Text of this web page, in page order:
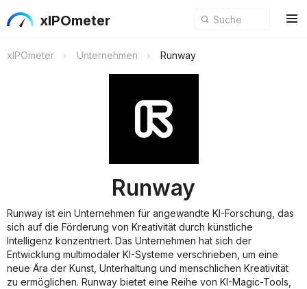
xIPOmeter
xIPOmeter Unternehmen Runway
Runway
Runway ist ein Unternehmen für angewandte KI-Forschung, das
sich auf die Förderung von Kreativität durch künstliche
Intelligenz konzentriert. Das Unternehmen hat sich der
Entwicklung multimodaler KI-Systeme verschrieben, um eine
neue Ära der Kunst, Unterhaltung und menschlichen Kreativität
zu ermöglichen. Runway bietet eine Reihe von KI-Magic-Tools,